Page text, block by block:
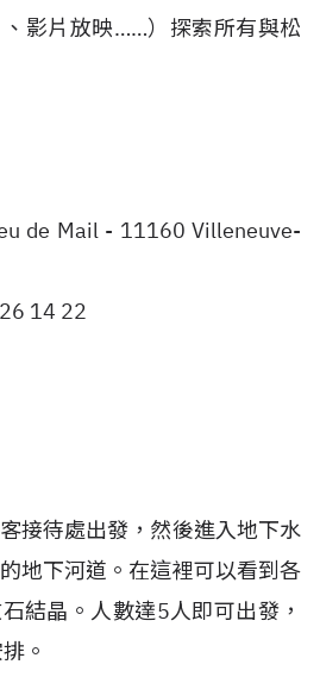
影片放映……）探索所有與松
de Mail - 11160 Villeneuve-
14 22
接待處出發，然後進入地下水
地下河道。在這裡可以看到各
結晶。人數達5人即可出發，
。